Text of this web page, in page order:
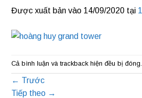
Được xuất bản vào 14/09/2020 tại
Cả bình luận và trackback hiện đều bị đóng.
← Trước
Tiếp theo →